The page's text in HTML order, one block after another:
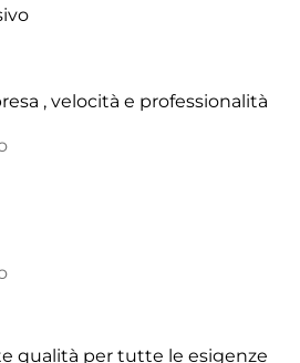
, velocità e professionalità
qualità per tutte le esigenze